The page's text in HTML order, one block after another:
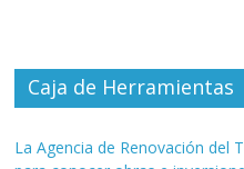
Caja de Herramientas
La Agencia de Renovación del